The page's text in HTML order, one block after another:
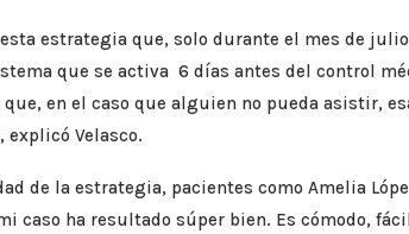
estrategia que, solo durante el mes de
que se activa 6 días antes del control
en el caso que alguien no pueda asistir,
explicó Velasco.
de la estrategia, pacientes como Amelia
caso ha resultado súper bien. Es cómodo,